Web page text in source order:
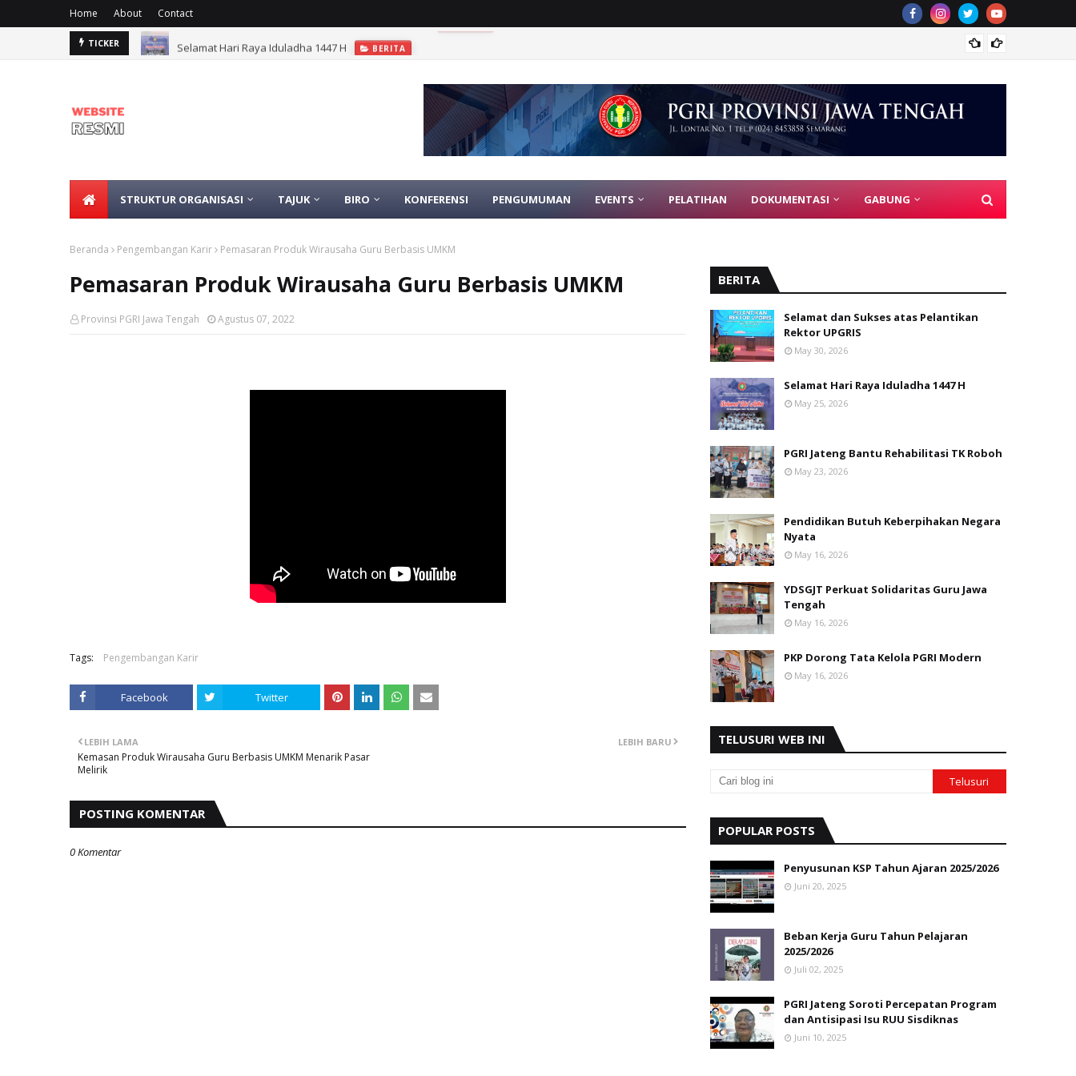
Home About Contact
TICKER Selamat Hari Raya Iduladha 1447 H BERITA
STRUKTUR ORGANISASI TAJUK BIRO KONFERENSI PENGUMUMAN EVENTS PELATIHAN DOKUMENTASI GABUNG
Beranda Pengembangan Karir Pemasaran Produk Wirausaha Guru Berbasis UMKM
Pemasaran Produk Wirausaha Guru Berbasis UMKM
Provinsi PGRI Jawa Tengah Agustus 07, 2022
Tags: Pengembangan Karir
Facebook Twitter
LEBIH BARU
LEBIH LAMA
Kemasan Produk Wirausaha Guru Berbasis UMKM Menarik Pasar
Melirik
POSTING KOMENTAR
0 Komentar
BERITA
Selamat dan Sukses atas Pelantikan
Rektor UPGRIS
May 30, 2026
Selamat Hari Raya Iduladha 1447 H
May 25, 2026
PGRI Jateng Bantu Rehabilitasi TK Roboh
May 23, 2026
Pendidikan Butuh Keberpihakan Negara
Nyata
May 16, 2026
YDSGJT Perkuat Solidaritas Guru Jawa
Tengah
May 16, 2026
PKP Dorong Tata Kelola PGRI Modern
May 16, 2026
TELUSURI WEB INI
POPULAR POSTS
Penyusunan KSP Tahun Ajaran 2025/2026
Juni 20, 2025
Beban Kerja Guru Tahun Pelajaran
2025/2026
Juli 02, 2025
PGRI Jateng Soroti Percepatan Program
dan Antisipasi Isu RUU Sisdiknas
Juni 10, 2025